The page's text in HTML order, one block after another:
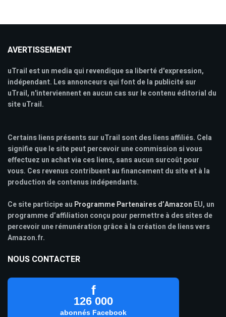
AVERTISSEMENT
uTrail est un media qui revendique sa liberté d'expression,
indépendant. Les annonceurs qui font de la publicité sur
uTrail, n'interviennent en aucun cas sur le contenu éditorial du
site uTrail.
Certains liens présents sur uTrail sont des liens affiliés. Cela
signifie que le site peut percevoir une commission si vous
effectuez un achat via ces liens, sans aucun surcoût pour
vous. Ces revenus contribuent au financement du site et à la
production de contenus indépendants.
Ce site participe au Programme Partenaires d’Amazon EU, un
programme d’affiliation conçu pour permettre à des sites de
percevoir une rémunération grâce à la création de liens vers
Amazon.fr.
NOUS CONTACTER
f
126 000
abonnés Facebook